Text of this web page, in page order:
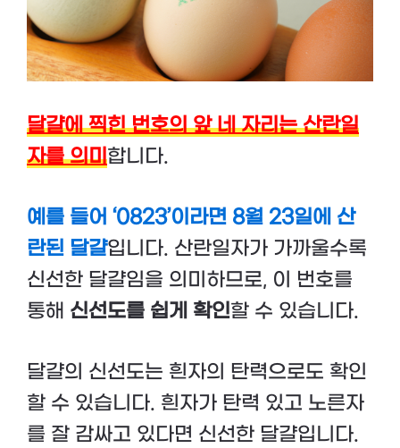
달걀에 찍힌 번호의 앞 네 자리는 산란일
자를 의미합니다.
예를 들어 ‘0823’이라면 8월 23일에 산
란된 달걀입니다. 산란일자가 가까울수록
신선한 달걀임을 의미하므로, 이 번호를
통해 신선도를 쉽게 확인할 수 있습니다​.
달걀의 신선도는 흰자의 탄력으로도 확인
할 수 있습니다. 흰자가 탄력 있고 노른자
를 잘 감싸고 있다면 신선한 달걀입니다.